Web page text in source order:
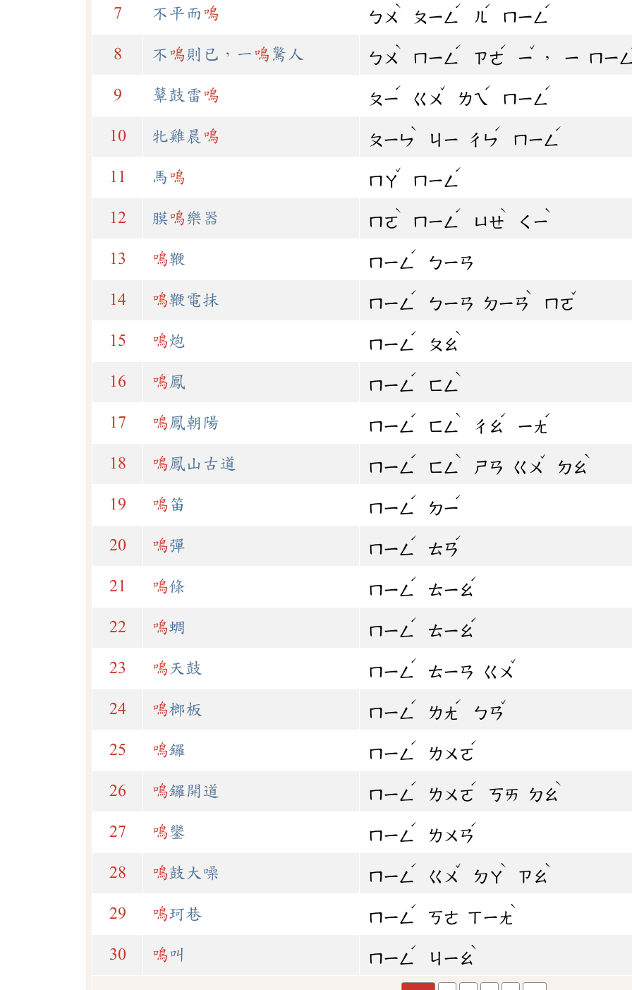
7 不平而 鳴 ㄅㄨ
ˋ
ㄆㄧㄥ
ˊ
ㄦ
ˊ
ㄇㄧㄥ
ˊ
8 不 鳴 則已，一 鳴 驚人 ㄅㄨ
ˋ
ㄇㄧㄥ
ˊ
ㄗㄜ
ˊ
ㄧ
ˇ
， ㄧ ㄇㄧ
9 鼙鼓雷鳴 ㄆㄧ
ˊ
ㄍㄨ
ˇ
ㄌㄟ
ˊ
ㄇㄧㄥ
ˊ
10 牝雞晨 鳴 ㄆㄧㄣ
ˋ
ㄐㄧ ㄔㄣ
ˊ
ㄇㄧㄥ
ˊ
11 馬 鳴 ㄇㄚ
ˇ
ㄇㄧㄥ
ˊ
12 膜鳴樂器 ㄇㄛ
ˋ
ㄇㄧㄥ
ˊ
ㄩㄝ
ˋ
ㄑㄧ
ˋ
13 鳴鞭 ㄇㄧㄥ
ˊ
ㄅㄧㄢ
14 鳴鞭電抹 ㄇㄧㄥ
ˊ
ㄅㄧㄢ ㄉㄧㄢ
ˋ
ㄇㄛ
ˇ
15 鳴炮 ㄇㄧㄥ
ˊ
ㄆㄠ
ˋ
16 鳴 鳳 ㄇㄧㄥ
ˊ
ㄈㄥ
ˋ
17 鳴 鳳朝陽 ㄇㄧㄥ
ˊ
ㄈㄥ
ˋ
ㄔㄠ
ˊ
ㄧㄤ
ˊ
18 鳴 鳳山古道 ㄇㄧㄥ
ˊ
ㄈㄥ
ˋ
ㄕㄢ ㄍㄨ
ˇ
ㄉㄠ
ˋ
19 鳴 笛 ㄇㄧㄥ
ˊ
ㄉㄧ
ˊ
20 鳴彈 ㄇㄧㄥ
ˊ
ㄊㄢ
ˊ
21 鳴條 ㄇㄧㄥ
ˊ
ㄊㄧㄠ
ˊ
22 鳴蜩 ㄇㄧㄥ
ˊ
ㄊㄧㄠ
ˊ
23 鳴 天鼓 ㄇㄧㄥ
ˊ
ㄊㄧㄢ ㄍㄨ
ˇ
24 鳴榔板 ㄇㄧㄥ
ˊ
ㄌㄤ
ˊ
ㄅㄢ
ˇ
25 鳴鑼 ㄇㄧㄥ
ˊ
ㄌㄨㄛ
ˊ
26 鳴鑼開道 ㄇㄧㄥ
ˊ
ㄌㄨㄛ
ˊ
ㄎㄞ ㄉㄠ
ˋ
27 鳴鑾 ㄇㄧㄥ
ˊ
ㄌㄨㄢ
ˊ
28 鳴鼓大噪 ㄇㄧㄥ
ˊ
ㄍㄨ
ˇ
ㄉㄚ
ˋ
ㄗㄠ
ˋ
29 鳴珂巷 ㄇㄧㄥ
ˊ
ㄎㄜ ㄒㄧㄤ
ˋ
30 鳴 叫 ㄇㄧㄥ
ˊ
ㄐㄧㄠ
ˋ